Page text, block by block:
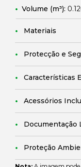
Volume (m³):
Materiais
Protecção e
Características
Acessórios
Documentação
Proteção